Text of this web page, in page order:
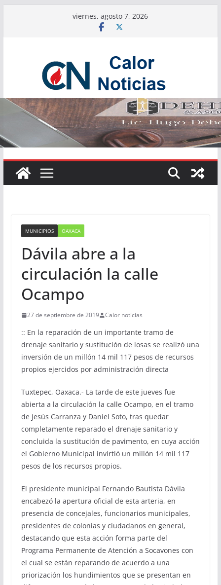
viernes, agosto 7, 2026
MUNICIPIOS OAXACA
Dávila abre a la
circulación la calle
Ocampo
27 de septiembre de 2019 Calor noticias
:: En la reparación de un importante tramo de
drenaje sanitario y sustitución de losas se realizó una
inversión de un millón 14 mil 117 pesos de recursos
propios ejercidos por administración directa
Tuxtepec, Oaxaca.- La tarde de este jueves fue
abierta a la circulación la calle Ocampo, en el tramo
de Jesús Carranza y Daniel Soto, tras quedar
completamente reparado el drenaje sanitario y
concluida la sustitución de pavimento, en cuya acción
el Gobierno Municipal invirtió un millón 14 mil 117
pesos de los recursos propios.
El presidente municipal Fernando Bautista Dávila
encabezó la apertura oficial de esta arteria, en
presencia de concejales, funcionarios municipales,
presidentes de colonias y ciudadanos en general,
destacando que esta acción forma parte del
Programa Permanente de Atención a Socavones con
el cual se están reparando de acuerdo a una
priorización los hundimientos que se presentan en